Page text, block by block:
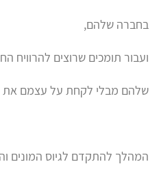
בחברה שלהם,
ועבור תומכים שרוצים להרוויח
שלהם מבלי לקחת על עצמם את
המהלך להתקדם לגיוס המונים